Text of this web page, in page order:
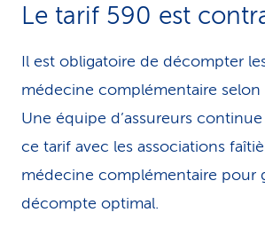
Le tarif 590 est
Il est obligatoire de décompter
médecine complémentaire selon
Une équipe d’assureurs
ce tarif avec les associations
médecine complémentaire pour
décompte optimal.